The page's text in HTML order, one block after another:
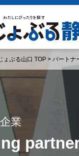
ょぶる山口 TOP > パートナ
業